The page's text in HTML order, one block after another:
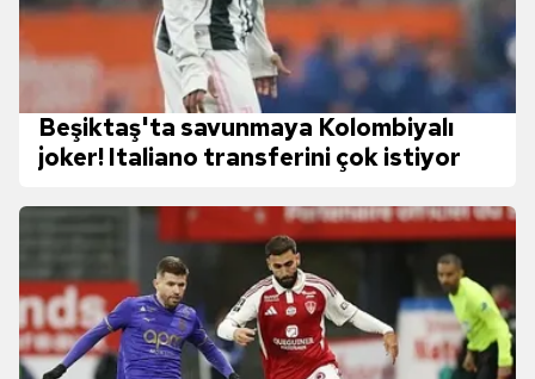
Beşiktaş'ta savunmaya Kolombiyalı
joker! Italiano transferini çok istiyor